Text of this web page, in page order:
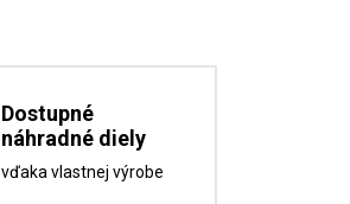
Dostupné
náhradné diely
vďaka vlastnej výrobe